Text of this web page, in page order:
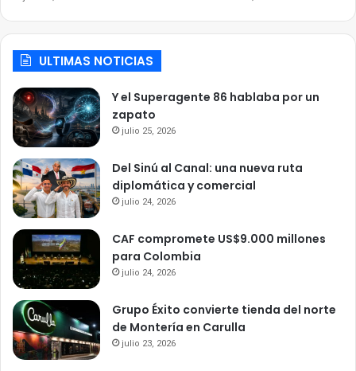
ULTIMAS NOTICIAS
Y el Superagente 86 hablaba por un
zapato
julio 25, 2026
Del Sinú al Canal: una nueva ruta
diplomática y comercial
julio 24, 2026
CAF compromete US$9.000 millones
para Colombia
julio 24, 2026
Grupo Éxito convierte tienda del norte
de Montería en Carulla
julio 23, 2026